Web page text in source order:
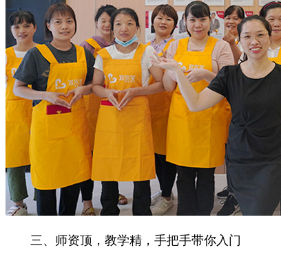
三、师资顶，教学精，手把手带你入门